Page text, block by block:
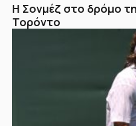
Η Σονμέζ στο δρόμο
Τορόντο